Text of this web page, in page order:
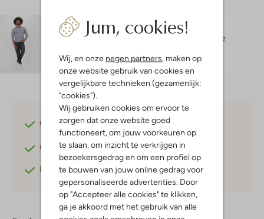
Jum, cookies!
Wij, en onze negen partners, maken op
onze website gebruik van cookies en
vergelijkbare technieken (gezamenlijk:
"cookies").
Wij gebruiken cookies om ervoor te
zorgen dat onze website goed
functioneert, om jouw voorkeuren op
te slaan, om inzicht te verkrijgen in
bezoekersgedrag en om een profiel op
te bouwen van jouw online gedrag voor
gepersonaliseerde advertenties. Door
op "Accepteer alle cookies" te klikken,
ga je akkoord met het gebruik van alle
Maatadvies
Robin is 1 meter 84 lang en draagt maat XL.
De
Gratis verzendingvanaf €75,-
Gratis retournerenbinnen 30 dagen*
Betaal achterafmet Klarna